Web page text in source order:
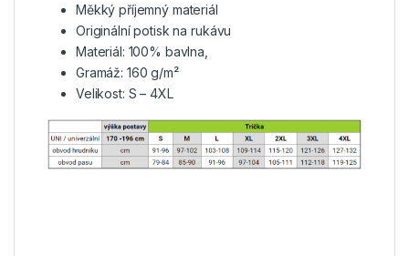
Měkký příjemný materiál
Originální potisk na rukávu
Materiál: 100% bavlna,
Gramáž: 160 g/m²
Velikost: S – 4XL